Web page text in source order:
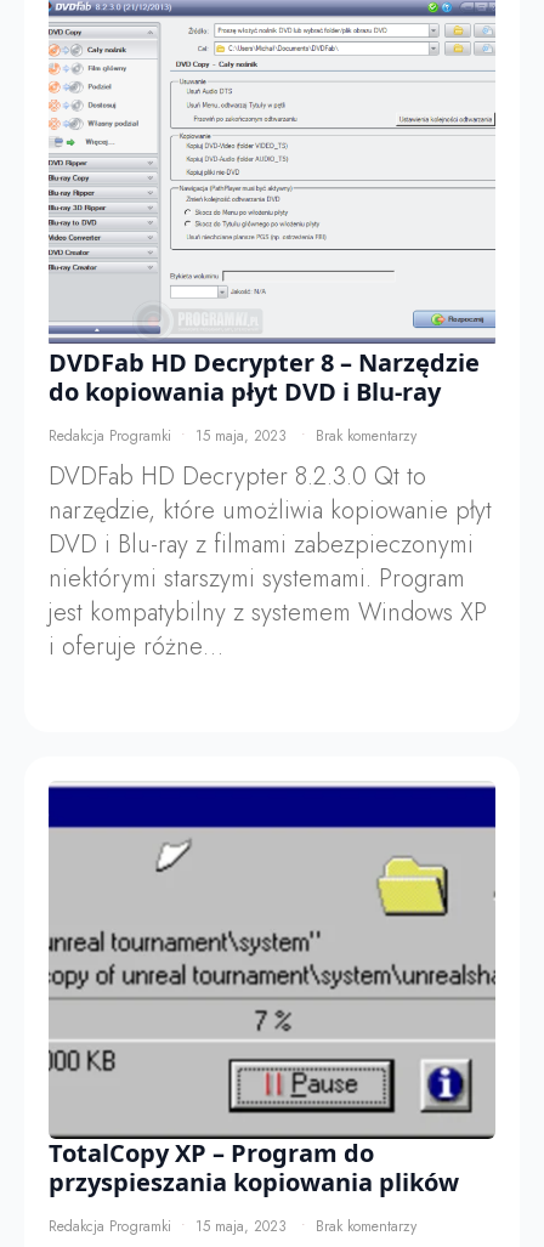
DVDFab HD Decrypter 8 – Narzędzie
do kopiowania płyt DVD i Blu-ray
Redakcja Programki 15 maja, 2023 Brak komentarzy
DVDFab HD Decrypter 8.2.3.0 Qt to
narzędzie, które umożliwia kopiowanie płyt
DVD i Blu-ray z filmami zabezpieczonymi
niektórymi starszymi systemami. Program
jest kompatybilny z systemem Windows XP
i oferuje różne…
TotalCopy XP – Program do
przyspieszania kopiowania plików
Redakcja Programki 15 maja, 2023 Brak komentarzy